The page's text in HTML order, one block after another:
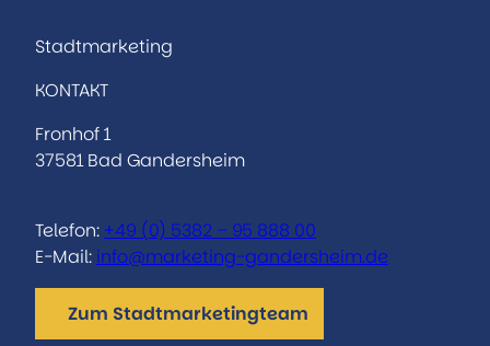
Stadtmarketing
KONTAKT
Fronhof 1
37581 Bad Gandersheim
Telefon: +49 (0) 5382 – 95 888 00
E-Mail: info@marketing-gandersheim.de
Zum Stadtmarketingteam